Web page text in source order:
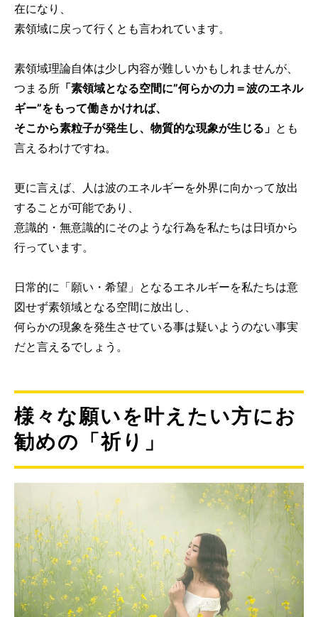
在になり、
素領域に戻って行くとも言われています。
素領域理論自体は少し内容が難しいかもしれませんが、
つまる所 「素領域となる空間に”何らかの力＝波のエネル
ギー”をもって働きかければ、
そこから素粒子が発生し、物質的な現象が生じる」 とも
言えるわけですね。
更に言えば、人は波のエネルギーを外界に向かって放出
することが可能であり、
意識的・無意識的にそのような行為を私たちは日頃から
行っています。
日常的に「願い・希望」となるエネルギーを私たちは意
図せず素領域となる空間に放出し、
何らかの現象を発生させている事は疑いようのない事実
だと言えるでしょう。
様々な願いを叶えたい方にお
勧めの「祈り」